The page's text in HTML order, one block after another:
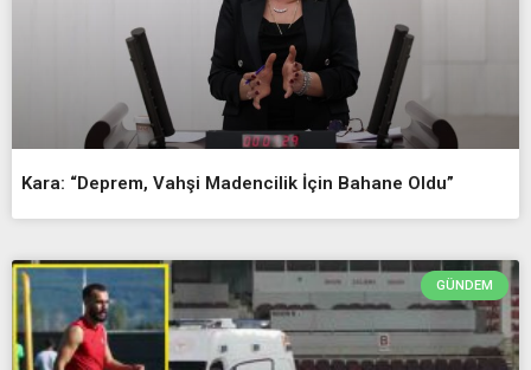
Kara: “Deprem, Vahşi Madencilik İçin Bahane Oldu”
GÜNDEM